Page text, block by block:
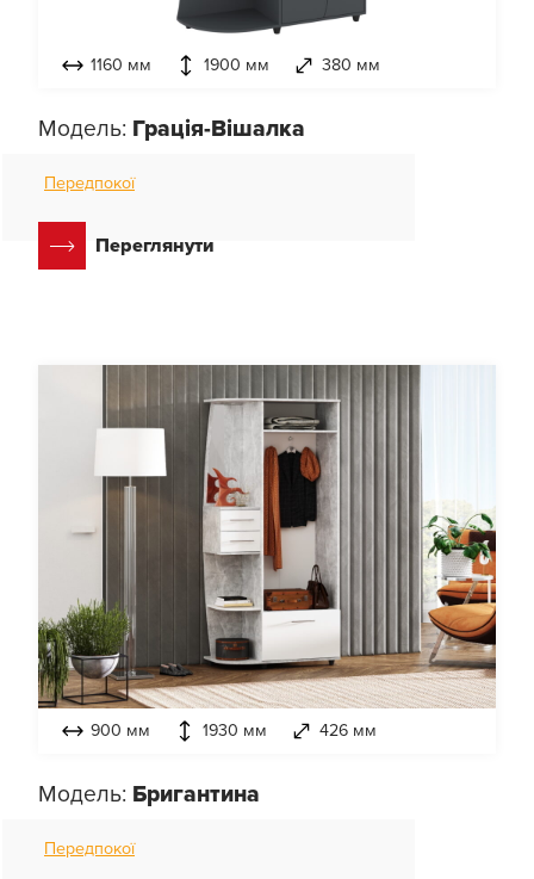
1160 мм 1900 мм 380 мм
Модель: Грація-Вішалка
Передпокої
Переглянути
900 мм 1930 мм 426 мм
Модель: Бригантина
Передпокої